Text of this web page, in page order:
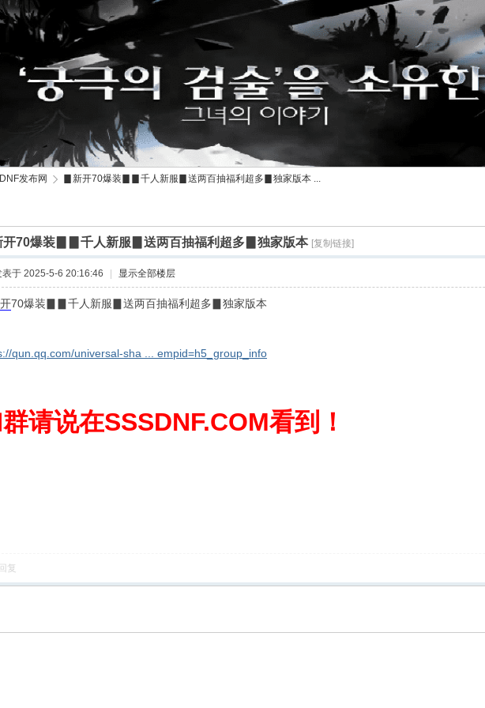
发布网
›
▊新开70爆装▊▊千人新服▊送两百抽福利超多▊独家版本 ...
开70爆装▊▊千人新服▊送两百抽福利超多▊独家版本 [复制链接]
表于 2025-5-6 20:16:46 显示全部楼层
70爆装▊▊千人新服▊送两百抽福利超多▊独家版本
qun.qq.com/universal-sha ... empid=h5_group_info
请说在SSSDNF.COM看到！
回复